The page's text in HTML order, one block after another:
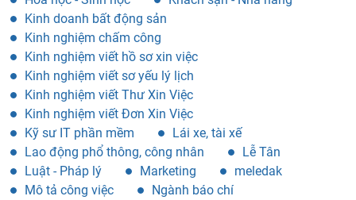
Kinh doanh bất động sản
Kinh nghiệm chấm công
Kinh nghiệm viết hồ sơ xin việc
Kinh nghiệm viết sơ yếu lý lịch
Kinh nghiệm viết Thư Xin Việc
Kinh nghiệm viết Đơn Xin Việc
Kỹ sư IT phần mềm
Lái xe, tài xế
Lao động phổ thông, công nhân
Lễ Tân
Luật - Pháp lý
Marketing
meledak
Mô tả công việc
Ngành báo chí